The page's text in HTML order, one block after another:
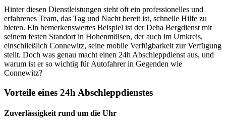
Hinter diesen Dienstleistungen steht oft ein professionelles und
erfahrenes Team, das Tag und Nacht bereit ist, schnelle Hilfe zu
bieten. Ein bemerkenswertes Beispiel ist der Deha Bergdienst mit
seinem festen Standort in Hohenmölsen, der auch im Umkreis,
einschließlich Connewitz, seine mobile Verfügbarkeit zur Verfügung
stellt. Doch was genau macht einen 24h Abschleppdienst aus, und
warum ist er so wichtig für Autofahrer in Gegenden wie
Connewitz?
Vorteile eines 24h Abschleppdienstes
Zuverlässigkeit rund um die Uhr